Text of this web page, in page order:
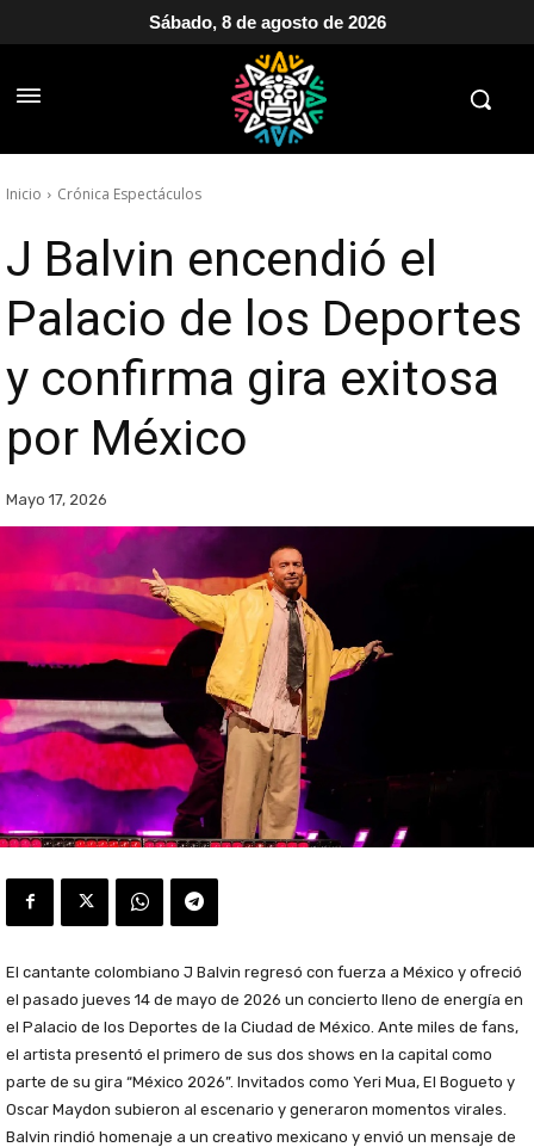
Sábado, 8 de agosto de 2026
Inicio Crónica Espectáculos
J Balvin encendió el
Palacio de los Deportes
y confirma gira exitosa
por México
Mayo 17, 2026
El cantante colombiano J Balvin regresó con fuerza a México y ofreció
el pasado jueves 14 de mayo de 2026 un concierto lleno de energía en
el Palacio de los Deportes de la Ciudad de México. Ante miles de fans,
el artista presentó el primero de sus dos shows en la capital como
parte de su gira “México 2026”. Invitados como Yeri Mua, El Bogueto y
Oscar Maydon subieron al escenario y generaron momentos virales.
Balvin rindió homenaje a un creativo mexicano y envió un mensaje de